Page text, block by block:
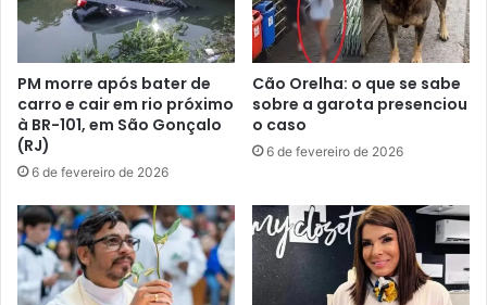
PM morre após bater de
carro e cair em rio próximo
à BR-101, em São Gonçalo
(RJ)
6 de fevereiro de 2026
Cão Orelha: o que se sabe
sobre a garota presenciou
o caso
6 de fevereiro de 2026